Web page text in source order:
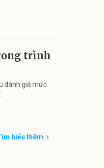
trình
đánh giá mức
hiểu thêm